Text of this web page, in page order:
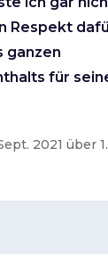
Respekt
ganzen
für
2021 über